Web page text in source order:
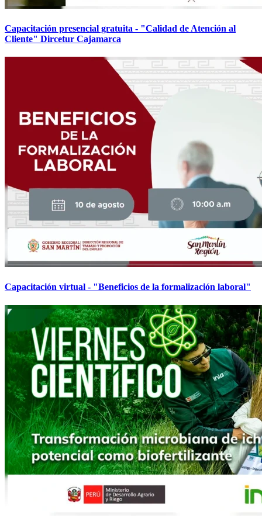
Capacitación presencial gratuita - "Calidad de Atención al
Cliente" Dircetur Cajamarca
Capacitación virtual - "Beneficios de la formalización laboral"